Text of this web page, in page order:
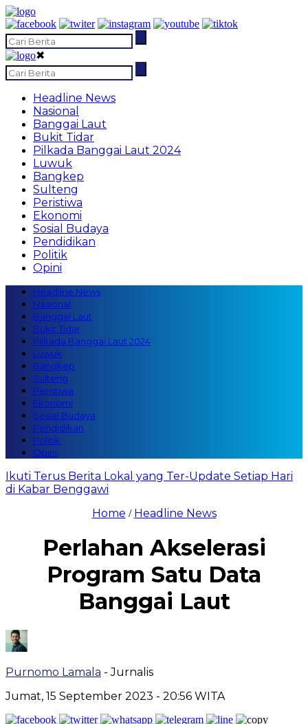
✖
Headline News
Nasional
Banggai Laut
Bukit Tidar
Pilkada Banggai Laut 2024
Luwuk
Bangkep
Sulteng
Peristiwa
Ekonomi
Sosial Budaya
Pendidikan
Politik
Opini
Headline News
Nasional
Banggai Laut
Bukit Tidar
Pilkada Banggai Laut 2024
Luwuk
Bangkep
Sulteng
Peristiwa
Ekonomi
Sosial Budaya
Pendidikan
Politik
Opini
Ikuti Terus Berita Lokal yang Ter-Update Setiap Hari
di Kabar Benggawi
Home / Headline News
Perlahan Akselerasi
Program Satu Data
Banggai Laut
Purnomo Lamala - Jurnalis
Jumat, 15 September 2023 - 20:56 WITA